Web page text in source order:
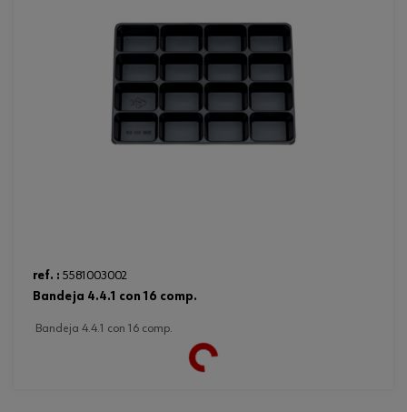
ref. : 5581003002
bandeja 4.4.1 con 16 comp.
bandeja 4.4.1 con 16 comp.
Loading...